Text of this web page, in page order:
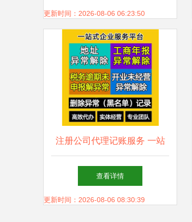
更新时间：2026-08-06 06:23:50
注册公司代理记账服务 一站
式解决方案与优选产品推荐
查看详情
更新时间：2026-08-06 08:30:39